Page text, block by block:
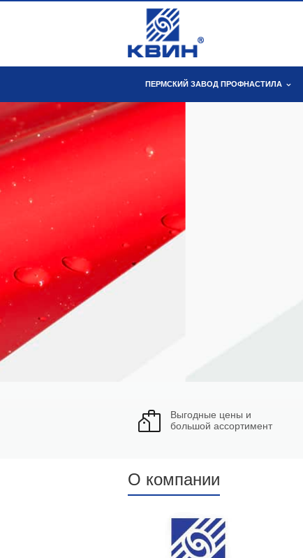
ПЕРМСКИЙ ЗАВОД ПРОФНАСТИЛА
Выгодные цены и
большой ассортимент
О компании